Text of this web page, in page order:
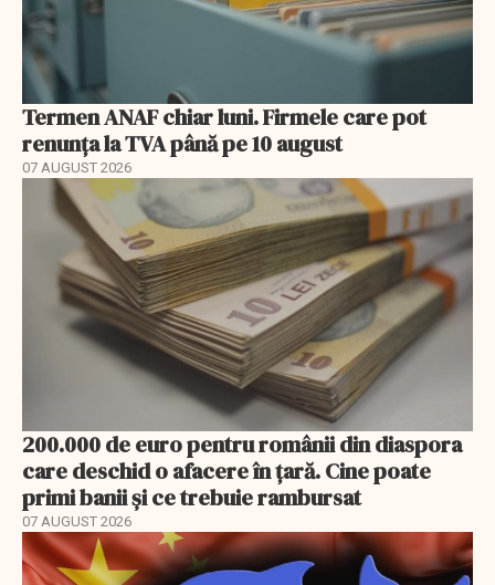
Termen ANAF chiar luni. Firmele care pot
renunța la TVA până pe 10 august
07 AUGUST 2026
200.000 de euro pentru românii din diaspora
care deschid o afacere în țară. Cine poate
primi banii și ce trebuie rambursat
07 AUGUST 2026